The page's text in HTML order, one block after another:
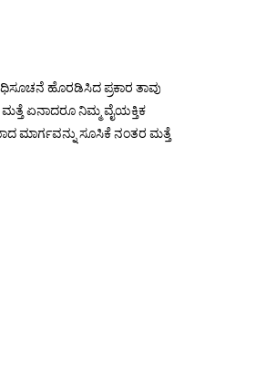
ಹೊರಡಿಸಿದ ಪ್ರಕಾರ ತಾವು
ಏನಾದರೂ ನಿಮ್ಮ ವೈಯಕ್ತಿಕ
ಮಾರ್ಗವನ್ನು ಸೂಸಿಕೆ ನಂತರ ಮತ್ತೆ